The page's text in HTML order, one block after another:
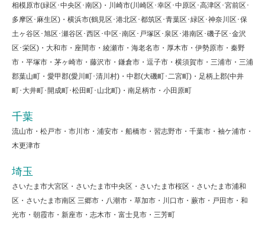
相模原市(緑区･中央区･南区)・川崎市(川崎区･幸区･中原区･高津区･宮前区･
多摩区･麻生区)・横浜市(鶴見区･港北区･都筑区･青葉区･緑区･神奈川区･保
土ヶ谷区･旭区･瀬谷区･西区･中区･南区･戸塚区･泉区･港南区･磯子区･金沢
区･栄区)・大和市・座間市・綾瀬市・海老名市・厚木市・伊勢原市・秦野
市・平塚市・茅ヶ崎市・藤沢市・鎌倉市・逗子市・横須賀市・三浦市・三浦
郡葉山町・愛甲郡(愛川町･清川村)・中郡(大磯町･二宮町)・足柄上郡(中井
町･大井町･開成町･松田町･山北町)・南足柄市・小田原町
千葉
流山市・松戸市・市川市・浦安市・船橋市・習志野市・千葉市・袖ケ浦市・
木更津市
埼玉
さいたま市大宮区・さいたま市中央区・さいたま市桜区・さいたま市浦和
区・さいたま市南区 三郷市・八潮市・草加市・川口市・蕨市・戸田市・和
光市・朝霞市・新座市・志木市・富士見市・三芳町